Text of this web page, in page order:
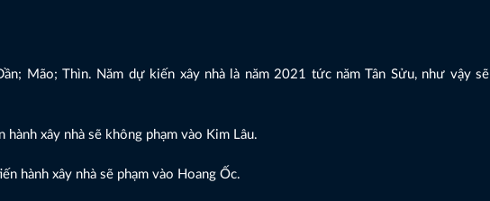
Mão; Thìn. Năm dự kiến xây nhà là năm 2021 tức năm Tân Sửu, như vậy sẽ
xây nhà sẽ không phạm vào Kim Lâu.
hành xây nhà sẽ phạm vào Hoang Ốc.